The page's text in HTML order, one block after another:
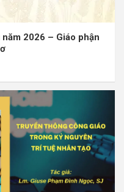
2026 – Giáo phận